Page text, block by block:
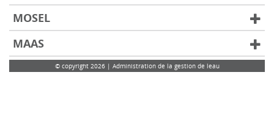
MOSEL
MAAS
© copyright 2026 | Administration de la gestion de leau